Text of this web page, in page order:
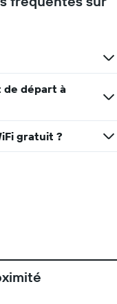
de départ à
gratuit ?